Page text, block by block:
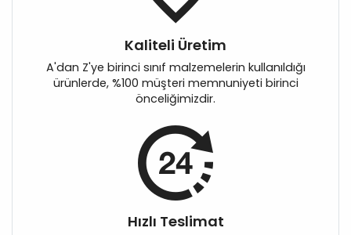
Kaliteli Üretim
A'dan Z'ye birinci sınıf malzemelerin kullanıldığı
ürünlerde, %100 müşteri memnuniyeti birinci
önceliğimizdir.
Hızlı Teslimat